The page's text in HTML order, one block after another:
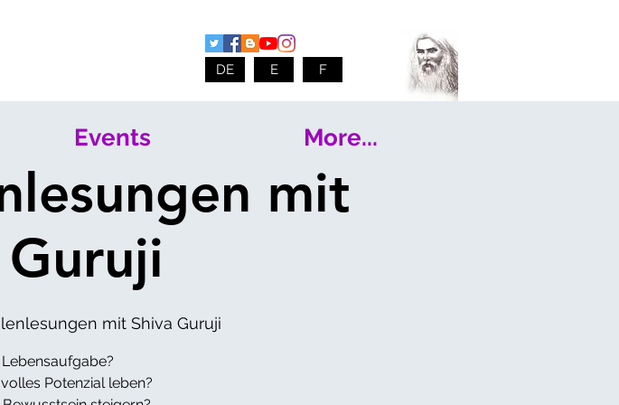
DE E F
mit
mit Shiva Guruji
Potenzial leben?
Events More...